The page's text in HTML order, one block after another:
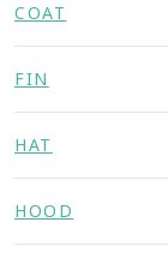
COAT
FIN
HAT
HOOD